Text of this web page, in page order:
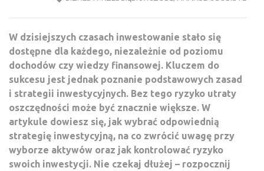
W dzisiejszych czasach inwestowanie stało się
dostępne dla każdego, niezależnie od poziomu
dochodów czy wiedzy finansowej. Kluczem do
sukcesu jest jednak poznanie podstawowych zasad
i strategii inwestycyjnych. Bez tego ryzyko utraty
oszczędności może być znacznie większe. W
artykule dowiesz się, jak wybrać odpowiednią
strategię inwestycyjną, na co zwrócić uwagę przy
wyborze aktywów oraz jak kontrolować ryzyko
swoich inwestycji. Nie czekaj dłużej – rozpocznij